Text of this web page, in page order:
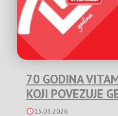
70 GODINA
KOJI POVEZUJE
13.03.2026